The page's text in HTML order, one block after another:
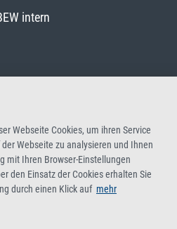
intern
Webseite Cookies, um ihren Service
Webseite zu analysieren und Ihnen
mit Ihren Browser-Einstellungen
den Einsatz der Cookies erhalten Sie
durch einen Klick auf mehr